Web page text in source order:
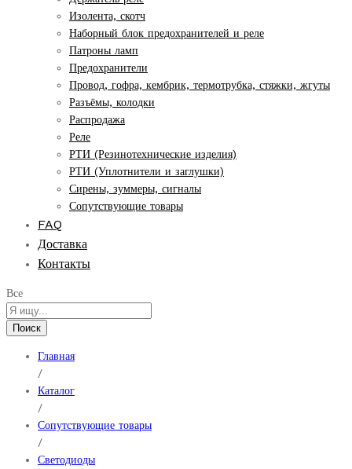
Изолента, скотч
Наборный блок предохранителей и реле
Патроны ламп
Предохранители
Провод, гофра, кембрик, термотрубка, стяжки, жгуты
Разъёмы, колодки
Распродажа
Реле
РТИ (Резинотехнические изделия)
РТИ (Уплотнители и заглушки)
Сирены, зуммеры, сигналы
Сопутствующие товары
FAQ
Доставка
Контакты
Все
Поиск
Главная
/
Каталог
/
Сопутствующие товары
/
Светодиоды